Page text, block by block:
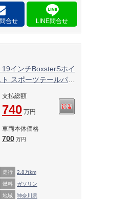
合せ
インチBoxsterSホイ
スポーツテールパイ
支払総額
740 万円
車両本体価格
700 万円
走行 2.8万km
燃料 ガソリン
地域 神奈川県